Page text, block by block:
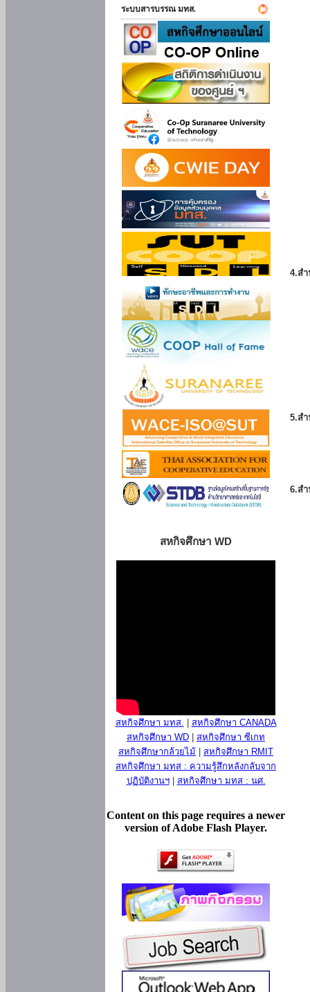
ระบบสารบรรณ มทส.
สหกิจศึกษา WD
สหกิจศึกษา มทส.
สหกิจศึกษา CANADA
สหกิจศึกษา WD
สหกิจศึกษา ซีเกท
สหกิจศึกษากล้วยไม้
สหกิจศึกษา RMIT
สหกิจศึกษา มทส : ความรู้สึกหลังกลับจาก
ปฏิบัติงานฯ| สหกิจศึกษา มทส : นศ.
Content on this page requires a newer
version of Adobe Flash Player.
4.ส
5.ส
6.ส